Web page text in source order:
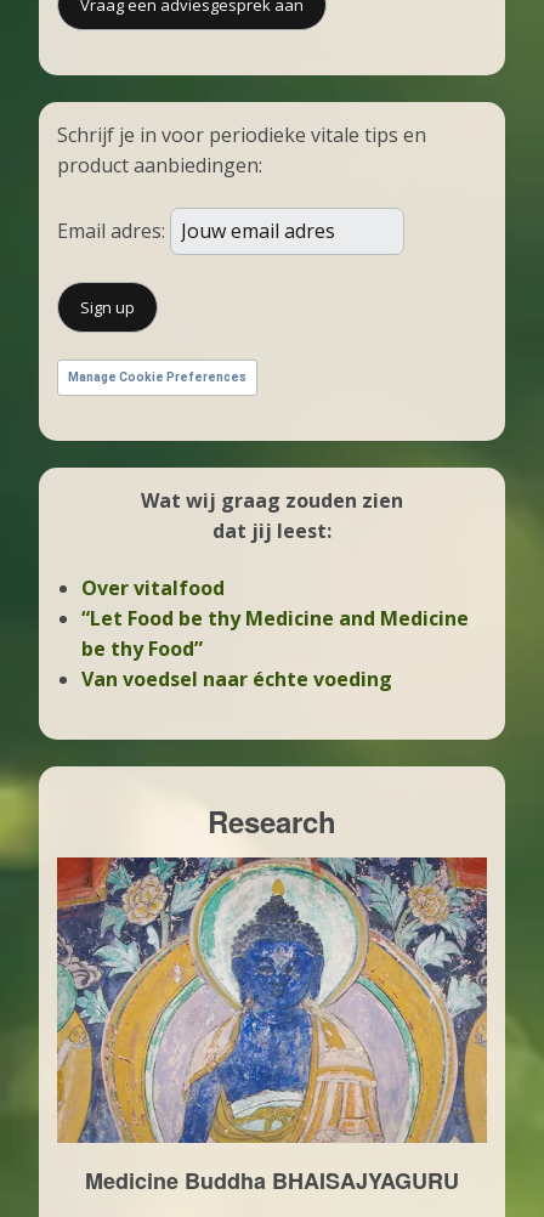
Schrijf je in voor periodieke vitale tips en
product aanbiedingen:
Email adres:
Manage Cookie Preferences
Wat wij graag zouden zien
dat jij leest:
Over vitalfood
“Let Food be thy Medicine and Medicine
be thy Food”
Van voedsel naar échte voeding
Research
Medicine Buddha BHAISAJYAGURU